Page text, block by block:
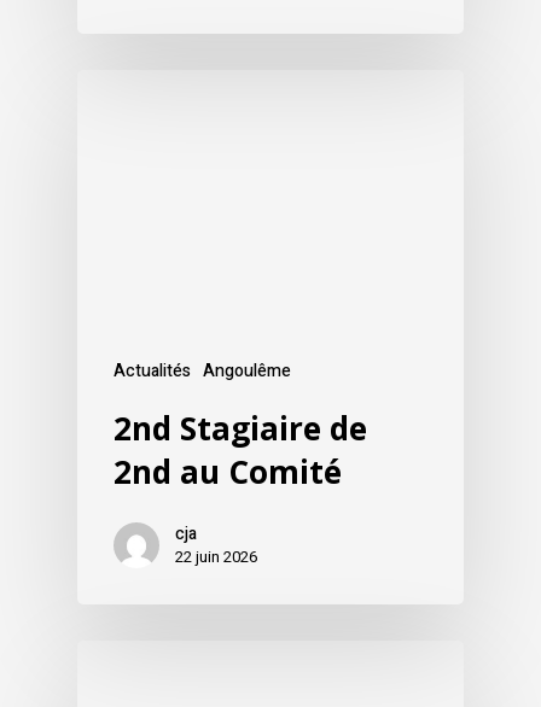
Actualités Angoulême
2nd Stagiaire de
2nd au Comité
cja
22 juin 2026